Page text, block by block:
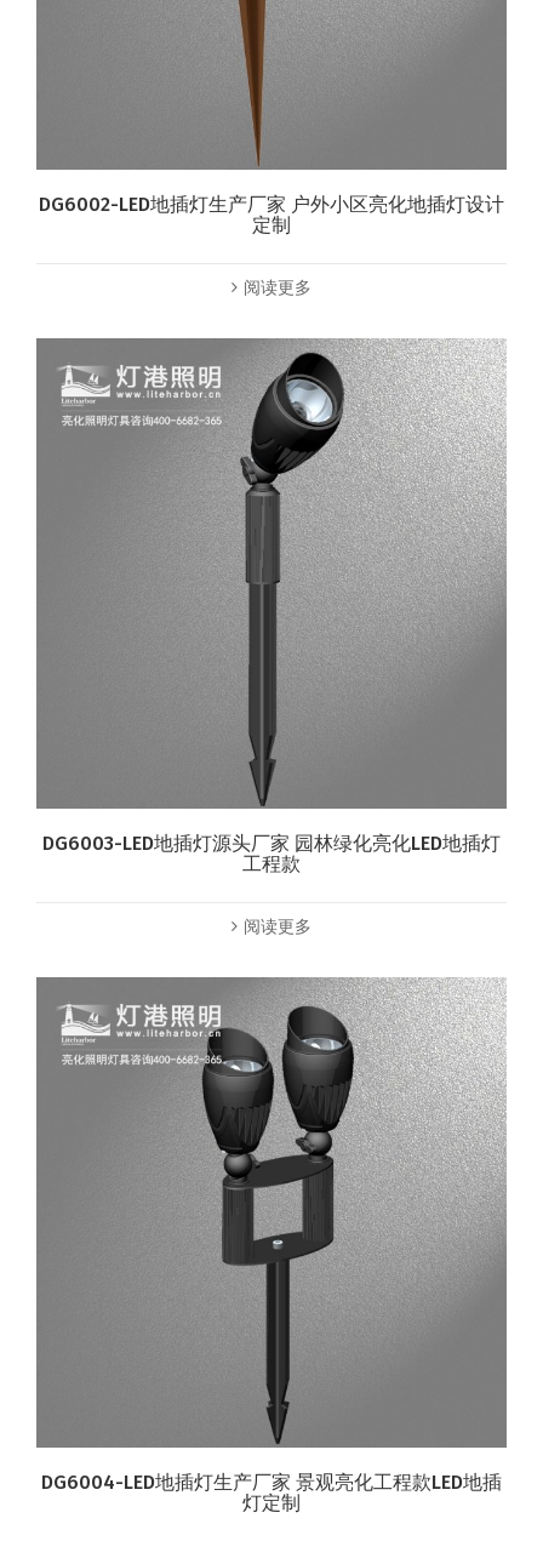
DG6002-LED地插灯生产厂家 户外小区亮化地插灯设计
定制
阅读更多
DG6003-LED地插灯源头厂家 园林绿化亮化LED地插灯
工程款
阅读更多
DG6004-LED地插灯生产厂家 景观亮化工程款LED地插
灯定制